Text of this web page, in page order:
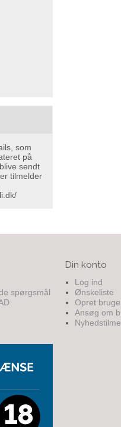
som
på
sendt
tilmelder
spørgsmål
Din konto
Log ind
Ønskeliste
Opret
Ansøg om